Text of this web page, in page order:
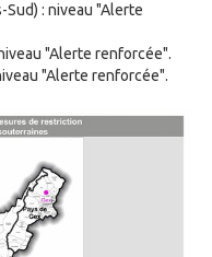
: niveau "Alerte
"Alerte renforcée".
"Alerte renforcée".